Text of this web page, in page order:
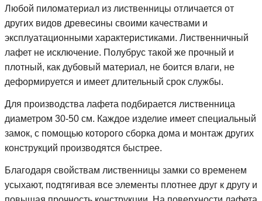
Любой пиломатериал из лиственницы отличается от
других видов древесины своими качествами и
эксплуатационными характеристиками. Лиственничный
лафет не исключение. Полубрус такой же прочный и
плотный, как дубовый материал, не боится влаги, не
деформируется и имеет длительный срок службы.
Для производства лафета подбирается лиственница
диаметром 30-50 см. Каждое изделие имеет специальный
замок, с помощью которого сборка дома и монтаж других
конструкций производятся быстрее.
Благодаря свойствам лиственницы замки со временем
усыхают, подтягивая все элементы плотнее друг к другу и